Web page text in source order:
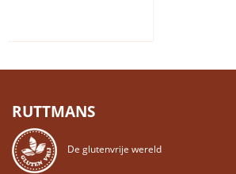
RUTTMANS
De glutenvrije wereld